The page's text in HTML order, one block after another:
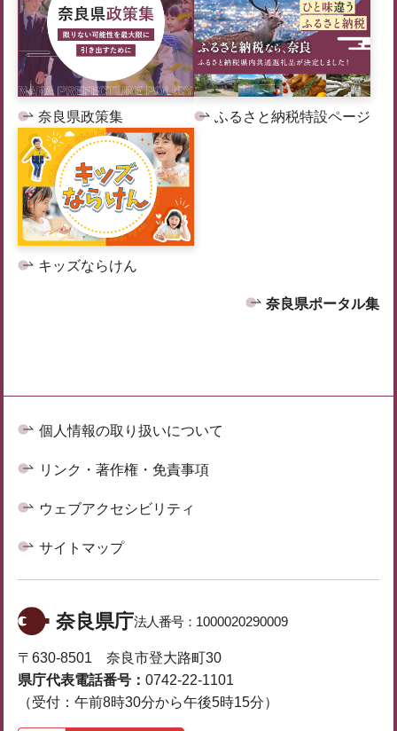
奈良県政策集 ふるさと納税特設ページ
キッズならけん
奈良県ポータル集
個人情報の取り扱いについて
リンク・著作権・免責事項
ウェブアクセシビリティ
サイトマップ
奈良県庁法人番号： 1000020290009
〒630-8501 奈良市登大路町30
県庁代表電話番号： 0742-22-1101
（受付：午前8時30分から午後5時15分）